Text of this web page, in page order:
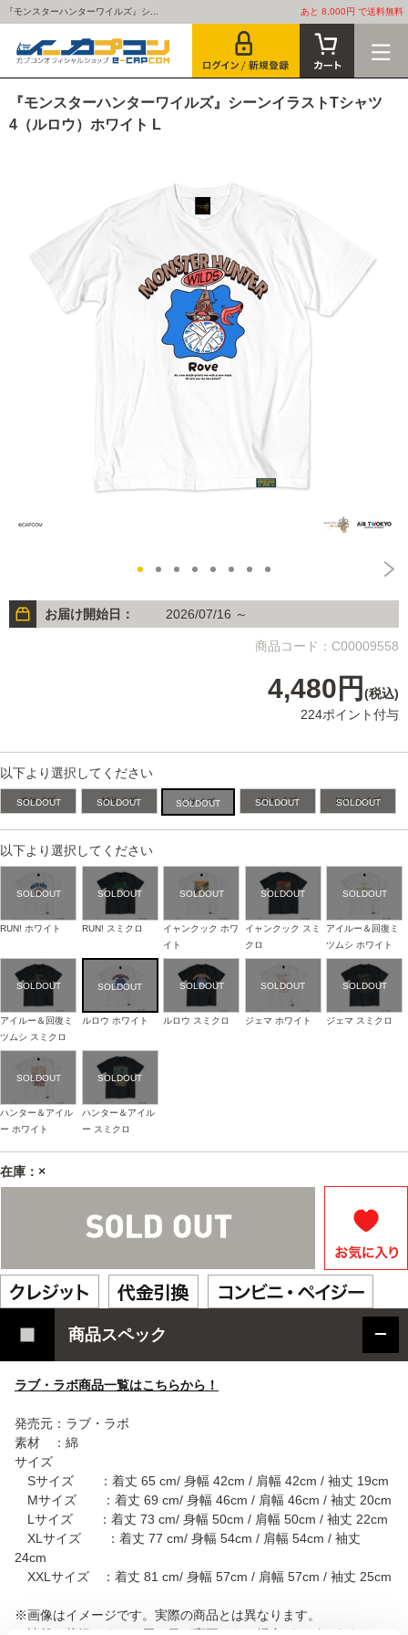
『モンスターハンターワイルズ』シ... あと 8,000円 で送料無料
『モンスターハンターワイルズ』シーンイラストTシャツ
4（ルロウ）ホワイト L
お届け開始日： 2026/07/16 ～
商品コード：C00009558
4,480円 (税込)
224ポイント付与
以下より選択してください
Sサイズ Mサイズ Lサイズ XLサイズ XXLサイズ
以下より選択してください
RUN! ホワイト RUN! スミクロ
イャンクック ホワ
イト
イャンクック スミ
クロ
アイルー＆回復ミ
ツムシ ホワイト
アイルー＆回復ミ
ツムシ スミクロ
ルロウ ホワイト ルロウ スミクロ ジェマ ホワイト ジェマ スミクロ
ハンター＆アイル
ー ホワイト
ハンター＆アイル
ー スミクロ
在庫：×
商品スペック
ラブ・ラボ商品一覧はこちらから！
発売元：ラブ・ラボ
素材 ：綿
サイズ
Sサイズ ：着丈 65 cm/ 身幅 42cm / 肩幅 42cm / 袖丈 19cm
Mサイズ ：着丈 69 cm/ 身幅 46cm / 肩幅 46cm / 袖丈 20cm
Lサイズ ：着丈 73 cm/ 身幅 50cm / 肩幅 50cm / 袖丈 22cm
XLサイズ ：着丈 77 cm/ 身幅 54cm / 肩幅 54cm / 袖丈
24cm
XXLサイズ ：着丈 81 cm/ 身幅 57cm / 肩幅 57cm / 袖丈 25cm
※画像はイメージです。実際の商品とは異なります。